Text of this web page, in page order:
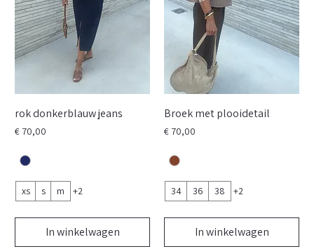
rok donkerblauw jeans
Prijs
€ 70,00
xs s m +2
In winkelwagen
Broek met plooidetail
Prijs
€ 70,00
34 36 38 +2
In winkelwagen